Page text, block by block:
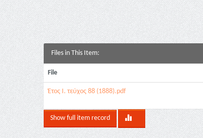
Files in This Item:
File
Έτος Ι. τεύχος 88 (1888).pdf
Show full item record